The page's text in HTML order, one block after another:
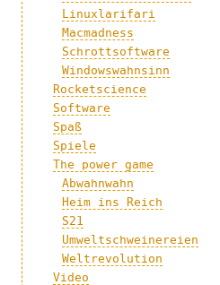
Linuxlarifari
Macmadness
Schrottsoftware
Windowswahnsinn
Rocketscience
Software
Spaß
Spiele
The power game
Abwahnwahn
Heim ins Reich
S21
Umweltschweinereien
Weltrevolution
Video